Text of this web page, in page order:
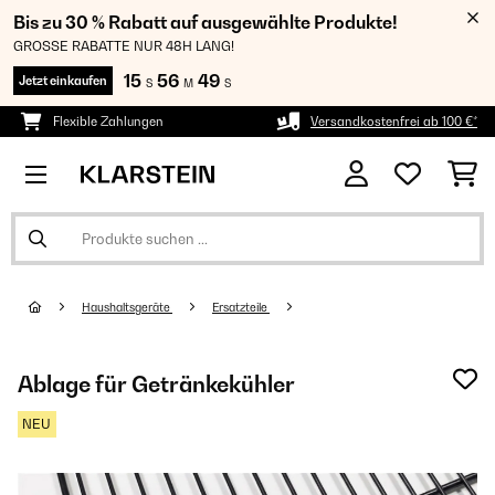
Bis zu 30 % Rabatt auf ausgewählte Produkte!
GROSSE RABATTE NUR 48H LANG!
Jetzt einkaufen 15 S 56 M 49 S
Flexible Zahlungen Versandkostenfrei ab 100 €*
Haushaltsgeräte Ersatzteile
Ablage für Getränkekühler
NEU